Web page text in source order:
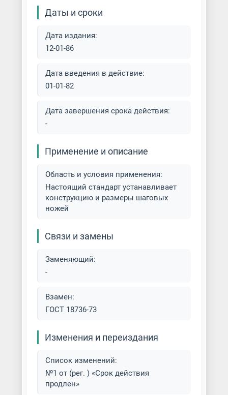
Даты и сроки
Дата издания:
12-01-86
Дата введения в действие:
01-01-82
Дата завершения срока действия:
-
Применение и описание
Область и условия применения:
Настоящий стандарт устанавливает
конструкцию и размеры шаговых
ножей
Связи и замены
Заменяющий:
-
Взамен:
ГОСТ 18736-73
Изменения и переиздания
Список изменений:
№1 от (рег. ) «Срок действия
продлен»